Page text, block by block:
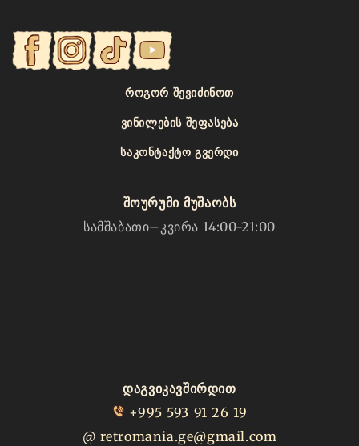
ᲠᲝᲒᲝᲠ ᲨᲔᲕᲘᲫᲘᲜᲝᲗ
ᲕᲘᲜᲘᲚᲔᲑᲘᲡ ᲨᲔᲤᲐᲡᲔᲑᲐ
ᲡᲐᲙᲝᲜᲢᲐᲥᲢᲝ ᲒᲕᲔᲠᲓᲘ
შოურუმი მუშაობს
სამშაბათი–კვირა 14:00-21:00
დაგვიკავშირდით
+995 593 91 26 19
@ retromania.ge@gmail.com